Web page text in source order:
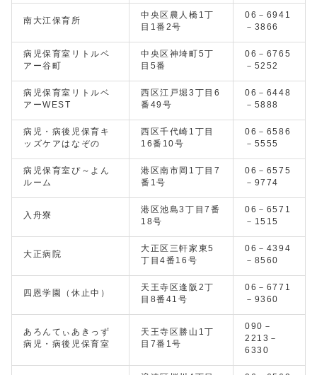
南大江保育所
中央区農人橋1丁
目1番2号
06－6941
－3866
病児保育室リトルベ
アー谷町
中央区神埼町5丁
目5番
06－6765
－5252
病児保育室リトルベ
アーWEST
西区江戸堀3丁目6
番49号
06－6448
－5888
病児・病後児保育キ
ッズケアはなぞの
西区千代崎1丁目
16番10号
06－6586
－5555
病児保育室ぴ～よん
ルーム
港区南市岡1丁目7
番1号
06－6575
－9774
入舟寮
港区池島3丁目7番
18号
06－6571
－1515
大正病院
大正区三軒家東5
丁目4番16号
06－4394
－8560
四恩学園（休止中）
天王寺区逢阪2丁
目8番41号
06－6771
－9360
あろんてぃあきっず
病児・病後児保育室
天王寺区勝山1丁
目7番1号
090－
2213－
6330